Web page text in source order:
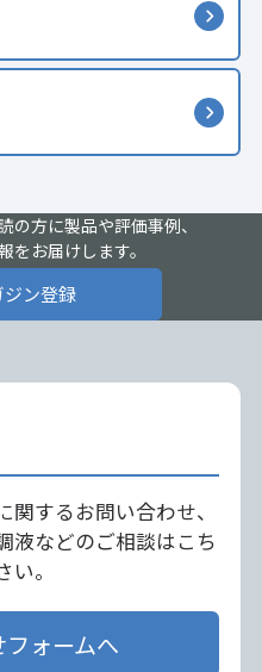
の方に製品や評価事例、
をお届けします。
ジン登録
するお問い合わせ、
液などのご相談はこち
。
ォームへ